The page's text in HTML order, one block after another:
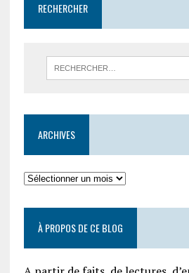
RECHERCHER
ARCHIVES
À PROPOS DE CE BLOG